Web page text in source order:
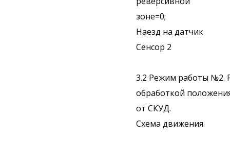
зоне=0;
Наезд на датчик
Сенсор 2
3.2 Режим работы №2.
обработкой
от СКУД.
Схема движения.